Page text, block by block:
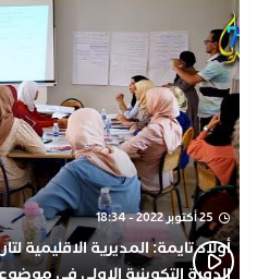
25 أكتوبر 2022 - 18:34
الدورة التكوينية الاولى في